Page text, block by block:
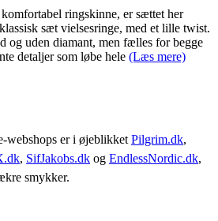
ringskinne, er sættet her
sæt vielsesringe, med et lille twist.
og uden diamant, men fælles for begge
detaljer som løbe hele (Læs mere)
webshops er i øjeblikket Pilgrim.dk,
, SifJakobs.dk og EndlessNordic.dk,
smykker.